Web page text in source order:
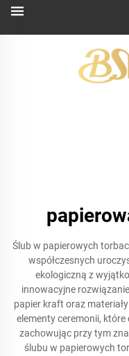
Ślub w papierowych
współczesnych
ekologiczną z
innowacyjne
papier kraft oraz
elementy ceremonii,
zachowując przy tym
ślubu w papierowych